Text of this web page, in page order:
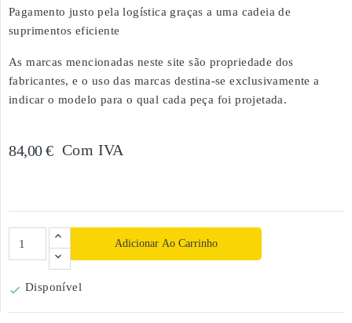
Pagamento justo pela logística graças a uma cadeia de
suprimentos eficiente
As marcas mencionadas neste site são propriedade dos
fabricantes, e o uso das marcas destina-se exclusivamente a
indicar o modelo para o qual cada peça foi projetada.
84,00 € Com IVA
Adicionar Ao Carrinho
 Disponível